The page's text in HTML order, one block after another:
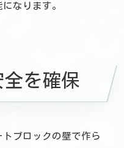
なります。
を確保
ブロックの壁で作ら